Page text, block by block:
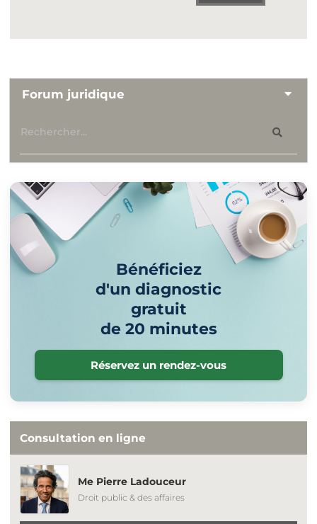
Forum juridique
Bénéficiez
d'un diagnostic
gratuit
de 20 minutes
Réservez un rendez-vous
Consultation en ligne
Me Pierre Ladouceur
Droit public & des affaires